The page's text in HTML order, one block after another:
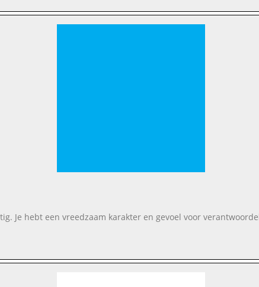
Je hebt een vreedzaam karakter en gevoel voor